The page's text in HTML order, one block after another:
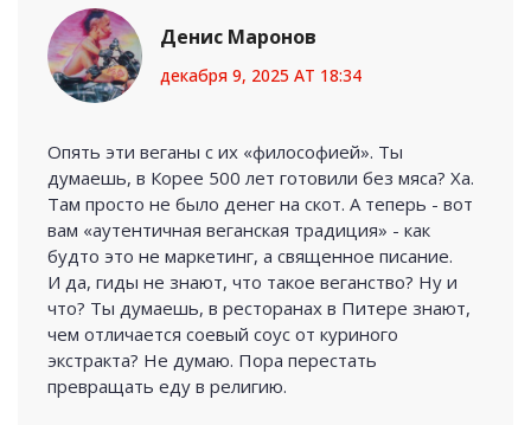
Денис Маронов
декабря 9, 2025 AT 18:34
Опять эти веганы с их «философией». Ты
думаешь, в Корее 500 лет готовили без мяса? Ха.
Там просто не было денег на скот. А теперь - вот
вам «аутентичная веганская традиция» - как
будто это не маркетинг, а священное писание.
И да, гиды не знают, что такое веганство? Ну и
что? Ты думаешь, в ресторанах в Питере знают,
чем отличается соевый соус от куриного
экстракта? Не думаю. Пора перестать
превращать еду в религию.